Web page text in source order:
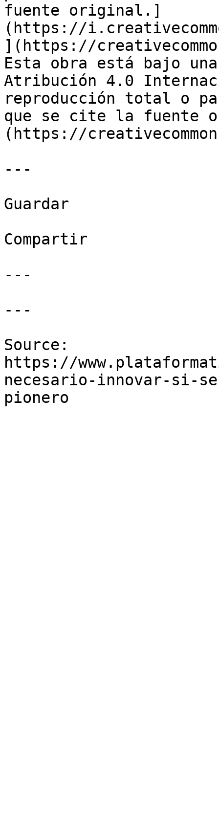
fuente original.]
(https://
](https://
Esta obra está bajo
Atribución 4.0
reproducción total o
que se cite la fuente
(https://
---
Guardar
Compartir
---
---
Source:
https://
necesario-innovar-si-